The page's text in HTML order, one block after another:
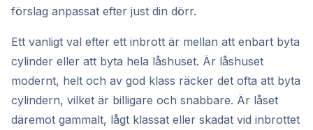
förslag anpassat efter just din dörr.
Ett vanligt val efter ett inbrott är mellan att enbart byta
cylinder eller att byta hela låshuset. Är låshuset
modernt, helt och av god klass räcker det ofta att byta
cylindern, vilket är billigare och snabbare. Är låset
däremot gammalt, lågt klassat eller skadat vid inbrottet